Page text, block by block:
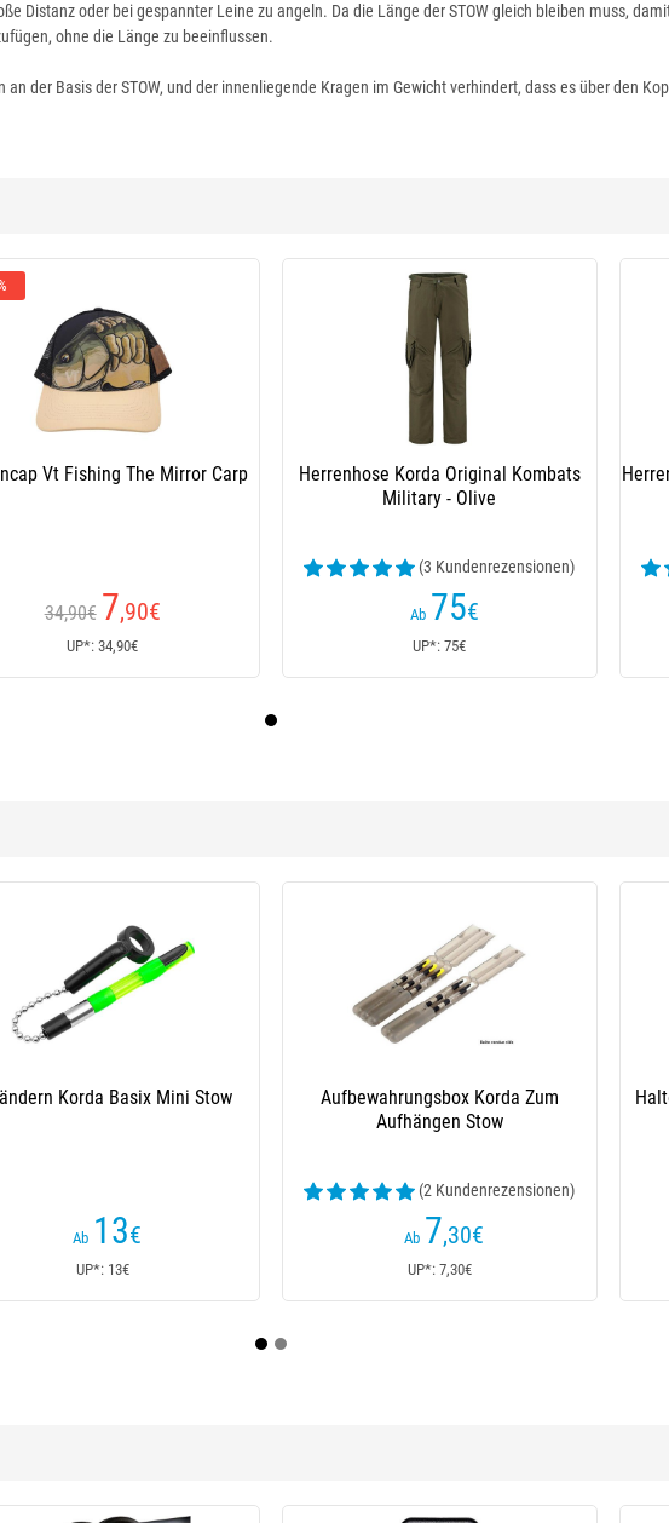
Distanz oder bei gespannter Leine zu angeln. Da die Länge der STOW gleich bleiben muss,
ohne die Länge zu beeinflussen.
der Basis der STOW, und der innenliegende Kragen im Gewicht verhindert, dass es über den
Vt Fishing The Mirror Carp
34,90€ 7,90€
UP*: 34,90€
Herrenhose Korda Original Kombats
Military - Olive
(3 Kundenrezensionen)
Ab 75€
UP*: 75€
Hänger Korda Black Bobbin
Ab 34,50
UP*: 34,50€
Hänger Delkim Smartlite Indication Set
Ab 60
UP*: 60€